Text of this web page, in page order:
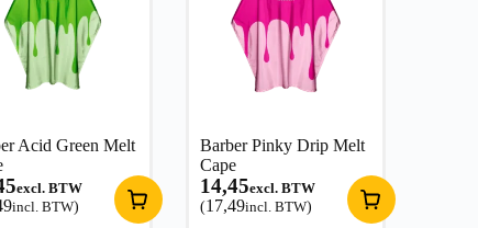
Acid Green Melt
excl. BTW
incl. BTW)
Barber Pinky Drip Melt
Cape
14,45excl. BTW
(17,49incl. BTW)